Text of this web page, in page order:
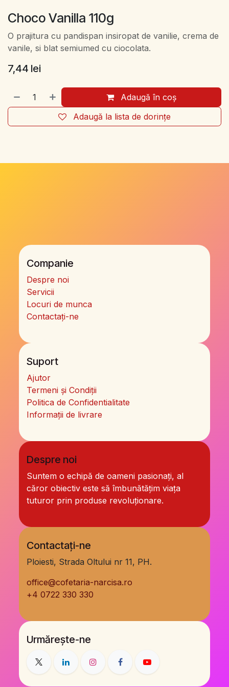
Choco Vanilla 110g
O prajitura cu pandispan insiropat de vanilie, crema de
vanile, si blat semiumed cu ciocolata.
7,44 lei
Adaugă în coș
Adaugă la lista de dorințe
Companie
Despre noi
Servicii
Locuri de munca
Contactați-ne
Suport
Ajutor
Termeni și Condiții
Politica de Confidentialitate
Informații de livrare
Despre noi
Suntem o echipă de oameni pasionați, al
căror obiectiv este să îmbunătățim viața
tuturor prin produse revoluționare.
Contactați-ne
Ploiesti, Strada Oltului nr 11, PH.
office@cofetaria-narcisa.ro
+4 0722 330 330
Urmărește-ne